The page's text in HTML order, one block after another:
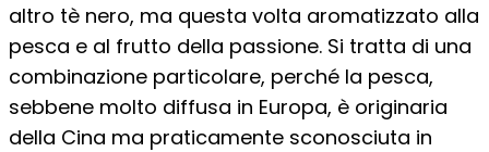
altro tè nero, ma questa volta aromatizzato alla
pesca e al frutto della passione. Si tratta di una
combinazione particolare, perché la pesca,
sebbene molto diffusa in Europa, è originaria
della Cina ma praticamente sconosciuta in